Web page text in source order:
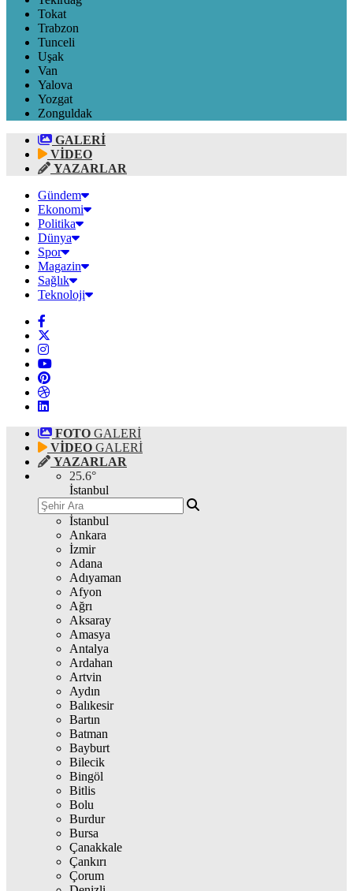
Tokat
Trabzon
Tunceli
Uşak
Van
Yalova
Yozgat
Zonguldak
GALERİ
VİDEO
YAZARLAR
Gündem
Ekonomi
Politika
Dünya
Spor
Magazin
Sağlık
Teknoloji
FOTO GALERİ
VİDEO GALERİ
YAZARLAR
25.6°
İstanbul
İstanbul
Ankara
İzmir
Adana
Adıyaman
Afyon
Ağrı
Aksaray
Amasya
Antalya
Ardahan
Artvin
Aydın
Balıkesir
Bartın
Batman
Bayburt
Bilecik
Bingöl
Bitlis
Bolu
Burdur
Bursa
Çanakkale
Çankırı
Çorum